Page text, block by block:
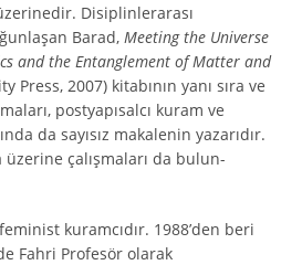
Disiplinlerarası
Barad, Meeting the Universe
and the Entanglement of Matter and
Press, 2007) kitabının yanı sıra ve
postyapısalcı kuram ve
da sayısız makalenin yazarıdır.
üzerine çalışmaları da bulun-
kuramcıdır. 1988’den beri
Fahri Profesör olarak